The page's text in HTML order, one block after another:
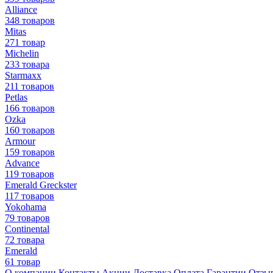
Alliance
348 товаров
Mitas
271 товар
Michelin
233 товара
Starmaxx
211 товаров
Petlas
166 товаров
Ozka
160 товаров
Armour
159 товаров
Advance
119 товаров
Emerald Greckster
117 товаров
Yokohama
79 товаров
Continental
72 товара
Emerald
61 товар